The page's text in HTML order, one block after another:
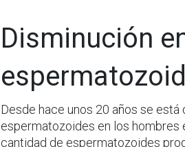
Disminución
Desde hace unos 20 años se
espermatozoides en los hombres
cantidad de espermatozoides